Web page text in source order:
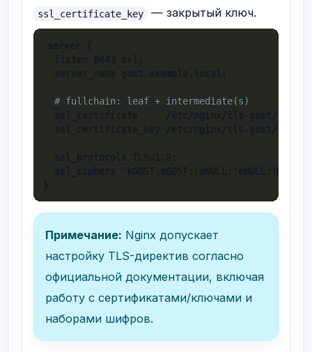
ssl_certificate_key — закрытый ключ.
# fullchain: leaf + intermediate(s)
Примечание: Nginx допускает
настройку TLS-директив согласно
официальной документации, включая
работу с сертификатами/ключами и
наборами шифров.